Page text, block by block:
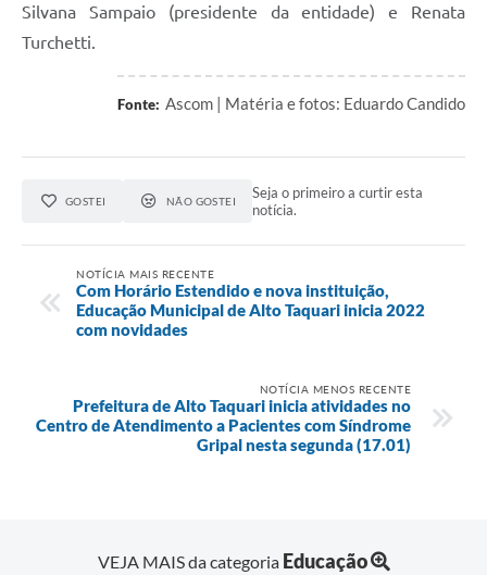
Silvana Sampaio (presidente da entidade) e Renata
Turchetti.
Fonte: Ascom | Matéria e fotos: Eduardo Candido
GOSTEI NÃO GOSTEI
Seja o primeiro a curtir esta
notícia.
NOTÍCIA MAIS RECENTE
Com Horário Estendido e nova instituição,
Educação Municipal de Alto Taquari inicia 2022
com novidades
NOTÍCIA MENOS RECENTE
Prefeitura de Alto Taquari inicia atividades no
Centro de Atendimento a Pacientes com Síndrome
Gripal nesta segunda (17.01)
VEJA MAIS da categoria Educação